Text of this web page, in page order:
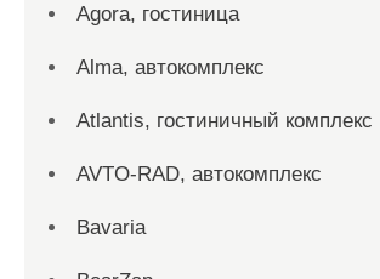
Agora, гостиница
Alma, автокомплекс
Atlantis, гостиничный комплекс
AVTO-RAD, автокомплекс
Bavaria